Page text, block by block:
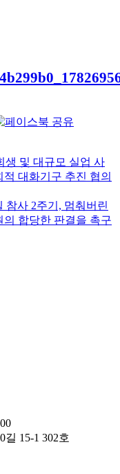
생 및 대규모 실업 사
대화기구 추진 협의
참사 2주기, 멈춰버린
합당한 판결을 촉구
15-1 302호